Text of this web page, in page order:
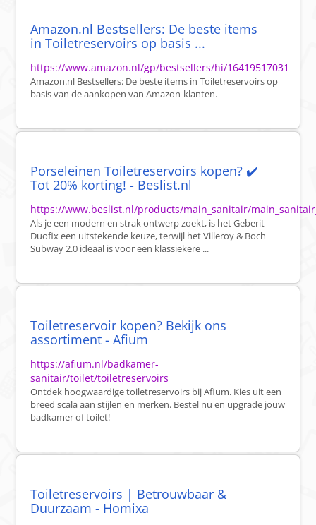
Amazon.nl Bestsellers: De beste items
in Toiletreservoirs op basis ...
https://www.amazon.nl/gp/bestsellers/hi/16419517031
Amazon.nl Bestsellers: De beste items in Toiletreservoirs op
basis van de aankopen van Amazon-klanten.
Porseleinen Toiletreservoirs kopen? ✔️
Tot 20% korting! - Beslist.nl
https://www.beslist.nl/products/main_sanitair/
Als je een modern en strak ontwerp zoekt, is het Geberit
Duofix een uitstekende keuze, terwijl het Villeroy & Boch
Subway 2.0 ideaal is voor een klassiekere ...
Toiletreservoir kopen? Bekijk ons
assortiment - Afium
https://afium.nl/badkamer-
sanitair/toilet/toiletreservoirs
Ontdek hoogwaardige toiletreservoirs bij Afium. Kies uit een
breed scala aan stijlen en merken. Bestel nu en upgrade jouw
badkamer of toilet!
Toiletreservoirs | Betrouwbaar &
Duurzaam - Homixa